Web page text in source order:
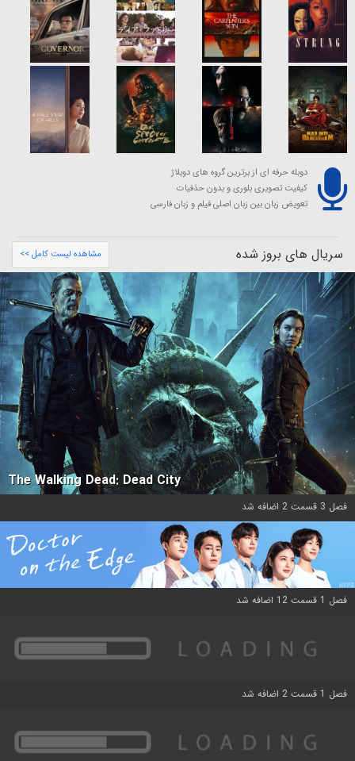
دوبله حرفه ای از برترین گروه های دوبلاژ
کیفیت تصویری بلوری و بدون حذفیات
تعویض زبان بین زبان اصلی فیلم و زبان فارسی
سریال های بروز شده مشاهده لیست کامل >>
The Walking Dead: Dead City
فصل 3 قسمت 2 اضافه شد
فصل 1 قسمت 12 اضافه شد
فصل 1 قسمت 2 اضافه شد